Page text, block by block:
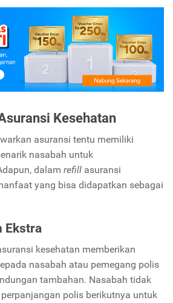
Kesehatan
asuransi tentu memiliki
nasabah untuk
dalam refill asuransi
yang bisa didapatkan sebagai
Ekstra
kesehatan memberikan
nasabah atau pemegang polis
tambahan. Nasabah tidak
polis berikutnya untuk